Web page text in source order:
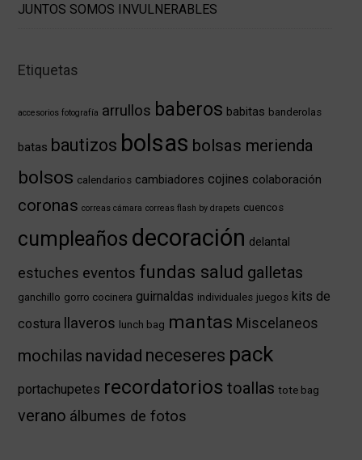
JUNTOS SOMOS INVULNERABLES
Etiquetas
accesorios fotografía arrullos baberos babitas banderolas
batas bautizos bolsas bolsas merienda
bolsos calendarios cambiadores cojines colaboración
coronas correas cámara correas flash by drapets cuencos
cumpleaños decoración delantal
estuches eventos fundas salud galletas
ganchillo gorro cocinera guirnaldas individuales juegos kits de
costura llaveros lunch bag mantas Miscelaneos
mochilas navidad neceseres pack
portachupetes recordatorios toallas tote bag
verano álbumes de fotos